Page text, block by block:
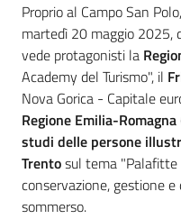
Proprio al Campo San
martedì 20 maggio 2025,
vede protagonisti la
Academy del Turismo", il
Nova Gorica - Capitale
Regione Emilia-Romagna
studi delle persone
Trentosul tema "Palafitte
conservazione, gestione
sommerso.